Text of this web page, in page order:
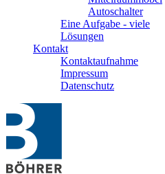
Autoschalter
Eine Aufgabe - viele
Lösungen
Kontakt
Kontaktaufnahme
Impressum
Datenschutz